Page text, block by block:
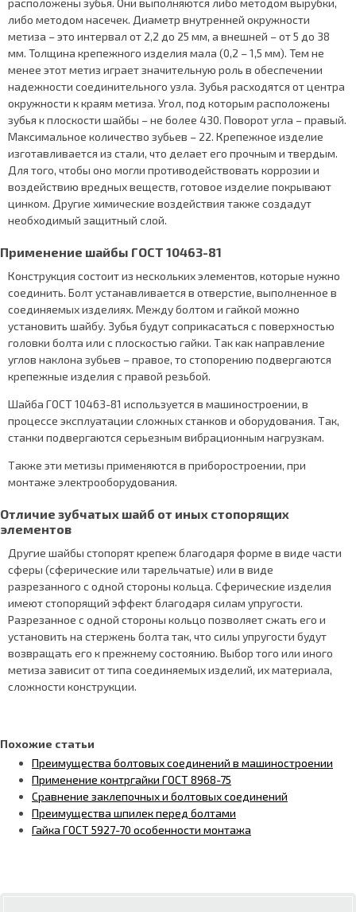
расположены зубья. Они выполняются либо методом вырубки,
либо методом насечек. Диаметр внутренней окружности
метиза – это интервал от 2,2 до 25 мм, а внешней – от 5 до 38
мм. Толщина крепежного изделия мала (0,2 – 1,5 мм). Тем не
менее этот метиз играет значительную роль в обеспечении
надежности соединительного узла. Зубья расходятся от центра
окружности к краям метиза. Угол, под которым расположены
зубья к плоскости шайбы – не более 430. Поворот угла – правый.
Максимальное количество зубьев – 22. Крепежное изделие
изготавливается из стали, что делает его прочным и твердым.
Для того, чтобы оно могли противодействовать коррозии и
воздействию вредных веществ, готовое изделие покрывают
цинком. Другие химические воздействия также создадут
необходимый защитный слой.
Применение шайбы ГОСТ 10463-81
Конструкция состоит из нескольких элементов, которые нужно
соединить. Болт устанавливается в отверстие, выполненное в
соединяемых изделиях. Между болтом и гайкой можно
установить шайбу. Зубья будут соприкасаться с поверхностью
головки болта или с плоскостью гайки. Так как направление
углов наклона зубьев – правое, то стопорению подвергаются
крепежные изделия с правой резьбой.
Шайба ГОСТ 10463-81 используется в машиностроении, в
процессе эксплуатации сложных станков и оборудования. Так,
станки подвергаются серьезным вибрационным нагрузкам.
Также эти метизы применяются в приборостроении, при
монтаже электрооборудования.
Отличие зубчатых шайб от иных стопорящих
элементов
Другие шайбы стопорят крепеж благодаря форме в виде части
сферы (сферические или тарельчатые) или в виде
разрезанного с одной стороны кольца. Сферические изделия
имеют стопорящий эффект благодаря силам упругости.
Разрезанное с одной стороны кольцо позволяет сжать его и
установить на стержень болта так, что силы упругости будут
возвращать его к прежнему состоянию. Выбор того или иного
метиза зависит от типа соединяемых изделий, их материала,
сложности конструкции.
Похожие статьи
Преимущества болтовых соединений в машиностроении
Применение контргайки ГОСТ 8968-75
Сравнение заклепочных и болтовых соединений
Преимущества шпилек перед болтами
Гайка ГОСТ 5927-70 особенности монтажа